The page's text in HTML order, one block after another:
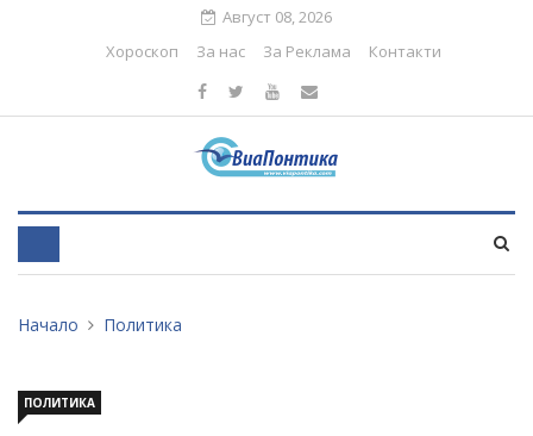
Август 08, 2026
Хороскоп
За нас За Реклама Контакти
Начало Политика
ПОЛИТИКА